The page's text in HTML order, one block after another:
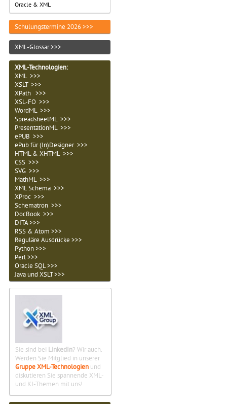
Oracle & XML
Schulungstermine 2026 >>>
XML-Glossar >>>
XML-Technologien:
XML >>>
XSLT >>>
XPath >>>
XSL-FO >>>
WordML >>>
SpreadsheetML >>>
PresentationML >>>
ePUB >>>
ePub für (In)Designer >>>
HTML & XHTML >>>
CSS >>>
SVG >>>
MathML >>>
XML Schema >>>
XProc >>>
Schematron >>>
DocBook >>>
DITA >>>
RSS & Atom >>>
Reguläre Ausdrücke >>>
Python >>>
Perl >>>
Oracle SQL >>>
Java und XSLT >>>
Sie sind bei LinkedIn? Wir auch.
Werden Sie Mitglied in unserer
Gruppe XML-Technologien und
diskutieren Sie spannende XML-
und KI-Themen mit uns!